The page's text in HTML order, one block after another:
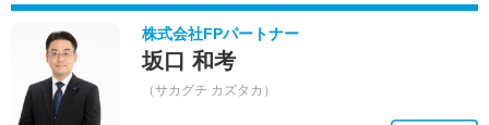
株式会社FPパートナー
坂口 和考
（サカグチ カズタカ）